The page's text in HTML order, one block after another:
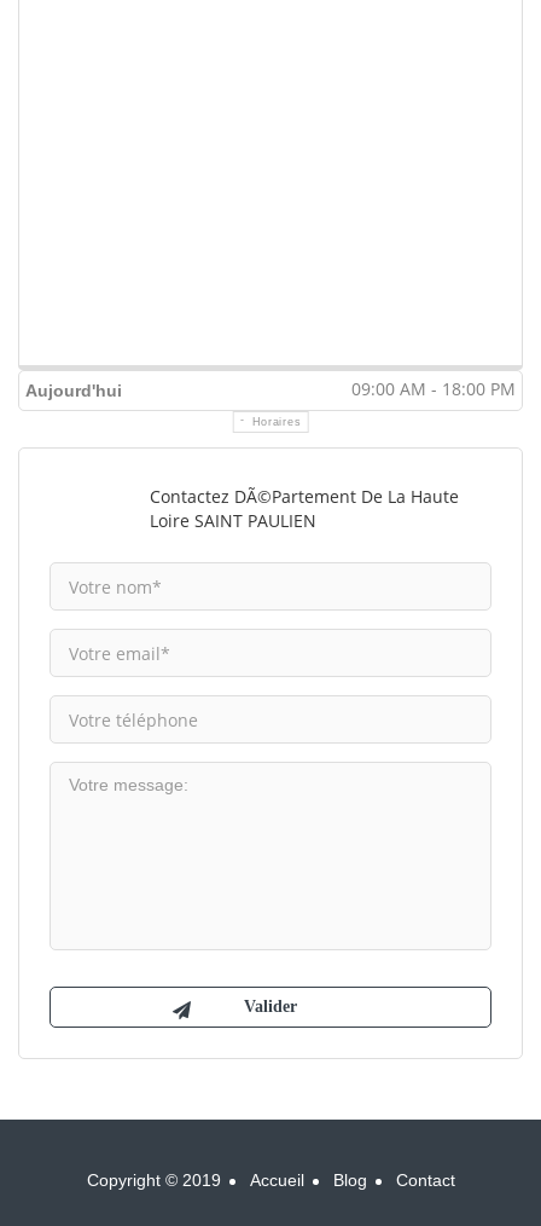
Aujourd'hui 09:00 AM - 18:00 PM
Horaires
Contactez DÃ©partement De La Haute
Loire SAINT PAULIEN
Copyright © 2019 Accueil Blog Contact